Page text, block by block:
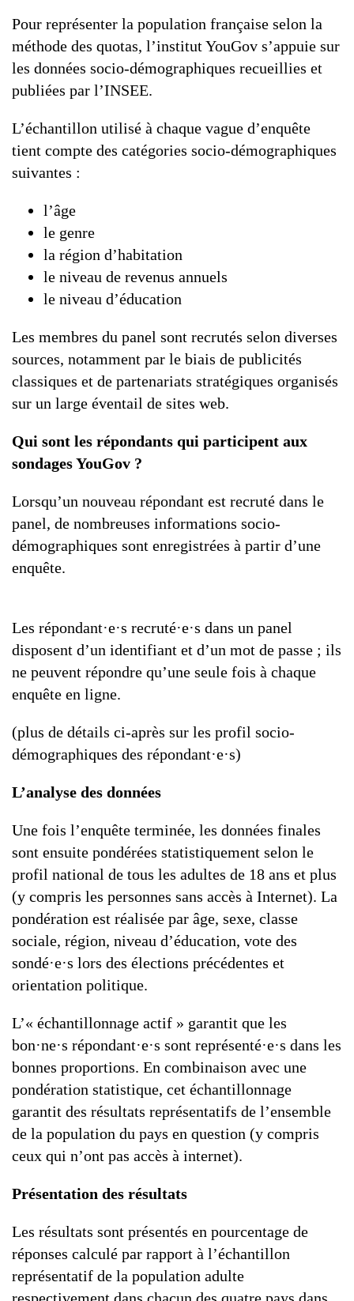
Pour représenter la population française selon la
méthode des quotas, l’institut YouGov s’appuie sur
les données socio-démographiques recueillies et
publiées par l’INSEE.
L’échantillon utilisé à chaque vague d’enquête
tient compte des catégories socio-démographiques
suivantes :
l’âge
le genre
la région d’habitation
le niveau de revenus annuels
le niveau d’éducation
Les membres du panel sont recrutés selon diverses
sources, notamment par le biais de publicités
classiques et de partenariats stratégiques organisés
sur un large éventail de sites web.
Qui sont les répondants qui participent aux
sondages YouGov ?
Lorsqu’un nouveau répondant est recruté dans le
panel, de nombreuses informations socio-
démographiques sont enregistrées à partir d’une
enquête.
Les répondant·e·s recruté·e·s dans un panel
disposent d’un identifiant et d’un mot de passe ; ils
ne peuvent répondre qu’une seule fois à chaque
enquête en ligne.
(plus de détails ci-après sur les profil socio-
démographiques des répondant·e·s)
L’analyse des données
Une fois l’enquête terminée, les données finales
sont ensuite pondérées statistiquement selon le
profil national de tous les adultes de 18 ans et plus
(y compris les personnes sans accès à Internet). La
pondération est réalisée par âge, sexe, classe
sociale, région, niveau d’éducation, vote des
sondé·e·s lors des élections précédentes et
orientation politique.
L’« échantillonnage actif » garantit que les
bon·ne·s répondant·e·s sont représenté·e·s dans les
bonnes proportions. En combinaison avec une
pondération statistique, cet échantillonnage
garantit des résultats représentatifs de l’ensemble
de la population du pays en question (y compris
ceux qui n’ont pas accès à internet).
Présentation des résultats
Les résultats sont présentés en pourcentage de
réponses calculé par rapport à l’échantillon
représentatif de la population adulte